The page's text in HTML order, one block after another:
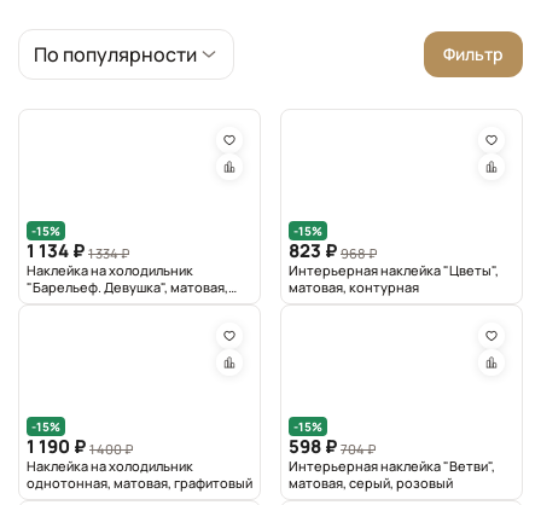
По популярности
По новизне
Сначала дешевле
Сначала дороже
По популярности Фильтр
-15%
1 134 ₽ 1 334 ₽
Наклейка на холодильник
"Барельеф. Девушка", матовая,
графитовый
-15%
823 ₽ 968 ₽
Интерьерная наклейка "Цветы",
матовая, контурная
-15%
1 190 ₽ 1 400 ₽
Наклейка на холодильник
однотонная, матовая, графитовый
-15%
598 ₽ 704 ₽
Интерьерная наклейка "Ветви",
матовая, серый, розовый